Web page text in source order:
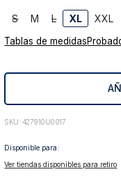
S M L XL XXL
Tablas de medidas
: 427910U0017
Disponible para:
Ver tiendas disponibles para retiro
9
poleron
10. abrigo